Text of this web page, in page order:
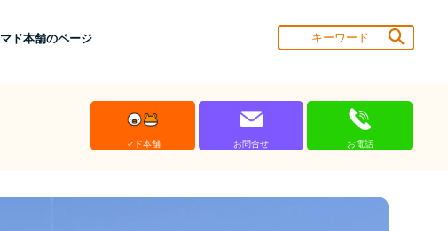
マド本舗のページ
マド本舗 お問合せ お電話